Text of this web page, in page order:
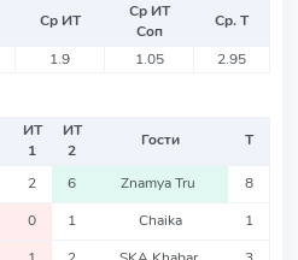
Ср ИТ
Ср ИТ
Соп
Ср. Т
1.9 1.05 2.95
ИТ
1
ИТ
2
Гости Т
2 6 Znamya Tru 8
0 1 Chaika 1